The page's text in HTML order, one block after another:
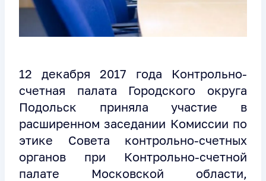
12 декабря 2017 года Контрольно-
счетная палата Городского округа
Подольск приняла участие в
расширенном заседании Комиссии по
этике Совета контрольно-счетных
органов при Контрольно-счетной
палате Московской области,